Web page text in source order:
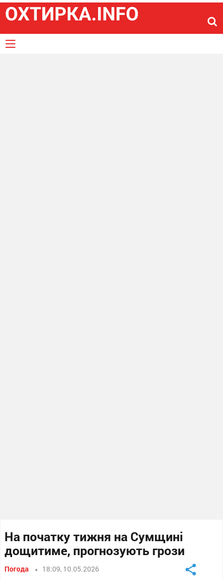
На початку тижня на Сумщині
дощитиме, прогнозують грози
Погода 18:09, 10.05.2026